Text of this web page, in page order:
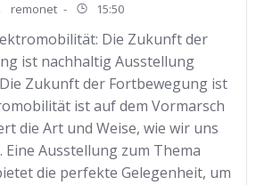
remonet - 15:50
Die Zukunft der
ist nachhaltig Ausstellung
Zukunft der Fortbewegung ist
ist auf dem Vormarsch
die Art und Weise, wie wir uns
Ausstellung zum Thema
die perfekte Gelegenheit, um